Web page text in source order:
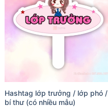
Hashtag lớp trưởng / lớp phó /
bí thư (có nhiều mẫu)